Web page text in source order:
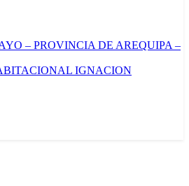
– PROVINCIA DE AREQUIPA –
IGNACION